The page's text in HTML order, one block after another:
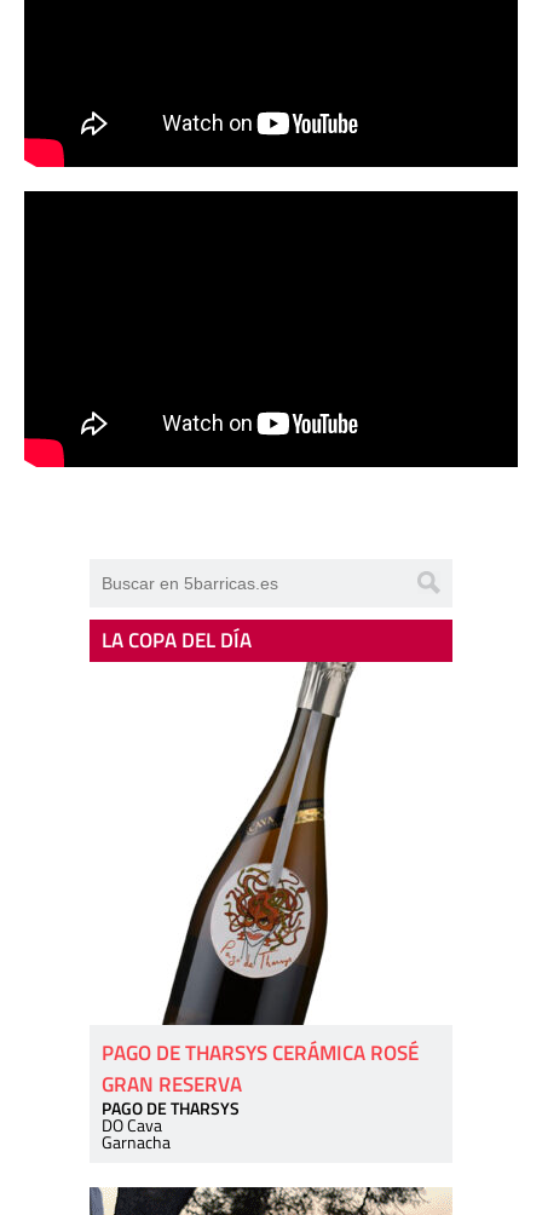
LA COPA DEL DÍA
PAGO DE THARSYS CERÁMICA ROSÉ
GRAN RESERVA
PAGO DE THARSYS
DO Cava
Garnacha